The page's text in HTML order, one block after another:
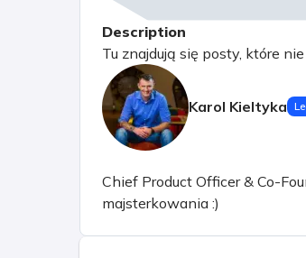
Description
Tu znajdują się posty, które
Karol Kieltyka
Chief Product Officer & Co-
majsterkowania :)